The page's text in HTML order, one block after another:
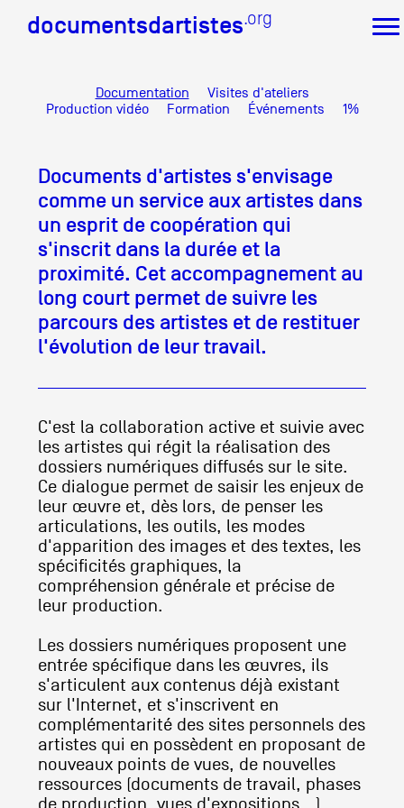
documentsdartistes.org
documentsdartistes.org
Documents d'artistes PACA
Partenaires
Crédits
Actions
Documentation
Visites d'ateliers
Production vidéo
Formation
Événements
1% œuvres dans l'espace public
Artistes
De A à Z
Année par année
Collection vidéos
Candidater
Contact
Documentation
Visites d'ateliers
Production vidéo
Formation Événements 1%
Documents d'artistes s'envisage
comme un service aux artistes dans
un esprit de coopération qui
s'inscrit dans la durée et la
proximité. Cet accompagnement au
long court permet de suivre les
parcours des artistes et de restituer
l'évolution de leur travail.
C'est la collaboration active et suivie avec
les artistes qui régit la réalisation des
dossiers numériques diffusés sur le site.
Ce dialogue permet de saisir les enjeux de
leur œuvre et, dès lors, de penser les
articulations, les outils, les modes
d'apparition des images et des textes, les
spécificités graphiques, la
compréhension générale et précise de
leur production.
Les dossiers numériques proposent une
entrée spécifique dans les œuvres, ils
s'articulent aux contenus déjà existant
sur l'Internet, et s'inscrivent en
complémentarité des sites personnels des
artistes qui en possèdent en proposant de
nouveaux points de vues, de nouvelles
ressources (documents de travail, phases